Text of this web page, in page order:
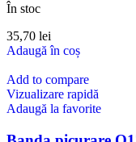
În stoc
35,70 lei
Adaugă în coș
Add to compare
Vizualizare rapidă
Adaugă la favorite